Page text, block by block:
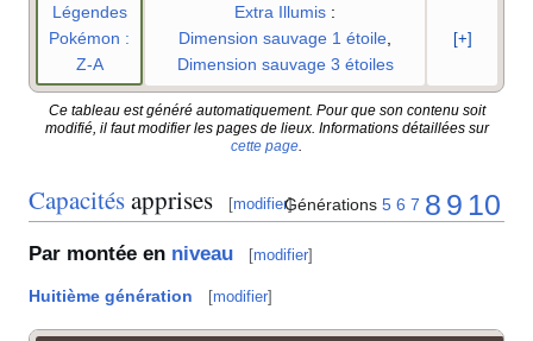
Légendes
Pokémon :
Z-A
Extra Illumis :
Dimension sauvage 1 étoile
Dimension sauvage 3 étoiles
[+]
Ce tableau est généré automatiquement. Pour que son contenu soit
modifié, il faut modifier les pages de lieux. Informations détaillées sur
cette page
Capacitésapprises [modifier]
Générations 5 6 7 8 9 10
Par montée en niveau [modifier]
Huitième génération [modifier]